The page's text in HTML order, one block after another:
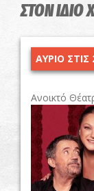
ΣΤΟΝ
ΑΥΡΙΟ ΣΤΙΣ
Ανοικτό